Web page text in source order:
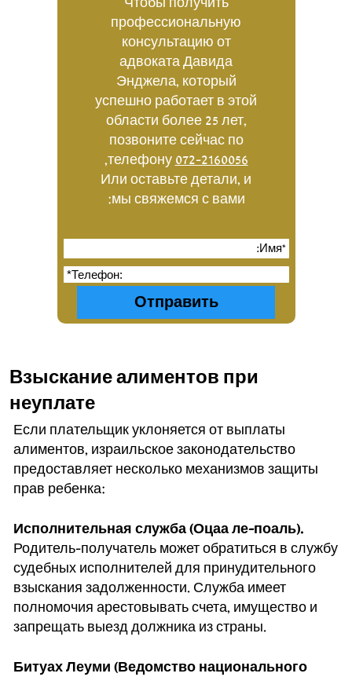
профессиональную
консультацию от
адвоката Давида
Энджела, который
успешно работает в этой
области более 25 лет,
позвоните сейчас по
телефону 072-2160056
,
Или оставьте детали, и
мы свяжемся с вами:
Взыскание алиментов при
неуплате
Если плательщик уклоняется от выплаты
алиментов, израильское законодательство
предоставляет несколько механизмов защиты
прав ребенка:
Исполнительная служба (Оцаа ле-поаль).
Родитель-получатель может обратиться в службу
судебных исполнителей для принудительного
взыскания задолженности. Служба имеет
полномочия арестовывать счета, имущество и
запрещать выезд должника из страны.
Битуах Леуми (Ведомство национального